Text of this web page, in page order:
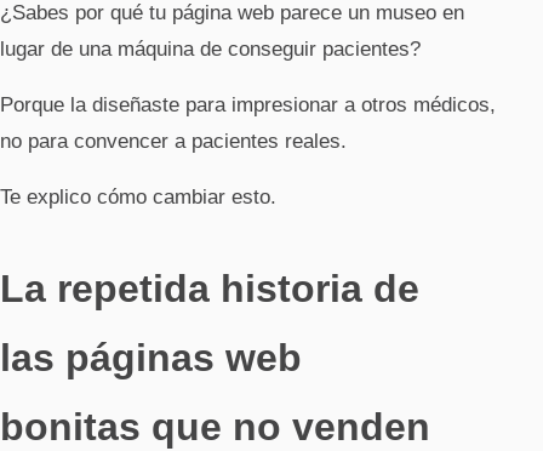
¿Sabes por qué tu página web parece un museo en
lugar de una máquina de conseguir pacientes?
Porque la diseñaste para impresionar a otros médicos,
no para convencer a pacientes reales.
Te explico cómo cambiar esto.
La repetida historia de
las páginas web
bonitas que no venden